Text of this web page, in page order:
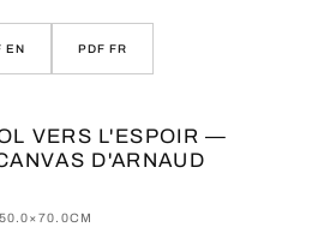
EN PDF FR
VERS L'ESPOIR —
D'ARNAUD